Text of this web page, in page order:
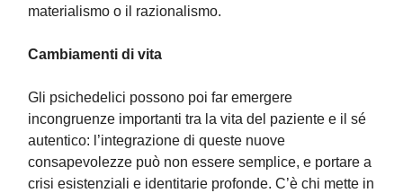
materialismo o il razionalismo.
Cambiamenti di vita
Gli psichedelici possono poi far emergere
incongruenze importanti tra la vita del paziente e il sé
autentico: l’integrazione di queste nuove
consapevolezze può non essere semplice, e portare a
crisi esistenziali e identitarie profonde. C’è chi mette in